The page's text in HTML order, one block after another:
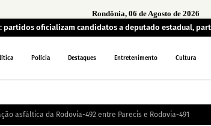
Rondônia, 06 de Agosto de 2026
partidos oficializam candidatos a deputado estadual,
Polícia Destaques Entretenimento Cultura
asfáltica da Rodovia-492 entre Parecis e Rodovia-491